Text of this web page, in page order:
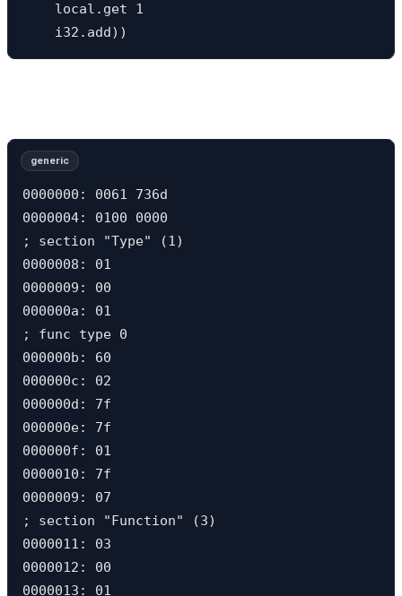
    local.get 1
    i32.add))
0000000: 0061 736d                                 ;
0000004: 0100 0000                                 ;
; section "Type" (1)
0000008: 01
0000009: 00
000000a: 01
; func type 0
000000b: 60
000000c: 02
000000d: 7f
000000e: 7f
000000f: 01
0000010: 7f
0000009: 07
; section "Function" (3)
0000011: 03
0000012: 00
0000013: 01